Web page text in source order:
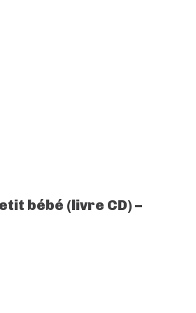
bébé (livre CD) –